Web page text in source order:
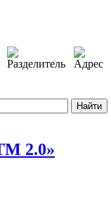
Найти
2.0»